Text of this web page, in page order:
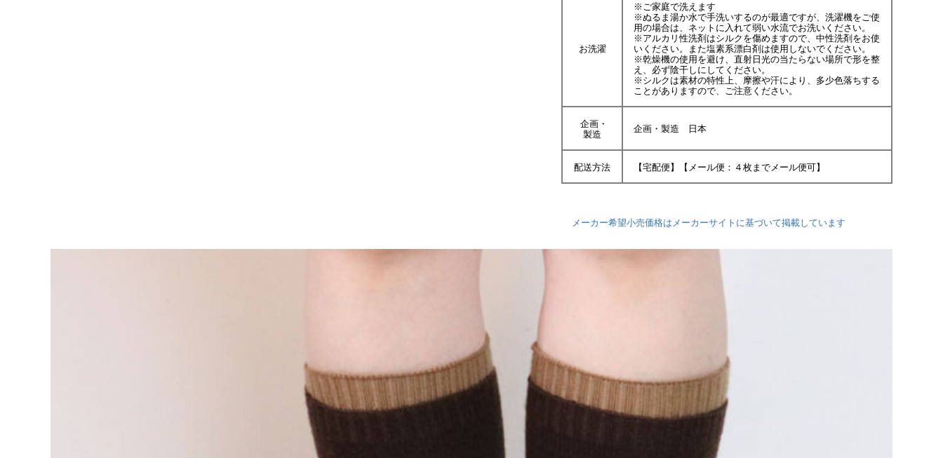
お洗濯
※ご家庭で洗えます
※ぬるま湯か水で手洗いするのが最適ですが、洗濯機をご使
用の場合は、ネットに入れて弱い水流でお洗いください。
※アルカリ性洗剤はシルクを傷めますので、中性洗剤をお使
いください。また塩素系漂白剤は使用しないでください。
※乾燥機の使用を避け、直射日光の当たらない場所で形を整
え、必ず陰干しにしてください。
※シルクは素材の特性上、摩擦や汗により、多少色落ちする
ことがありますので、ご注意ください。
企画・
製造
企画・製造 日本
配送方法 【宅配便】【メール便：４枚までメール便可】
メーカー希望小売価格はメーカーサイトに基づいて掲載しています